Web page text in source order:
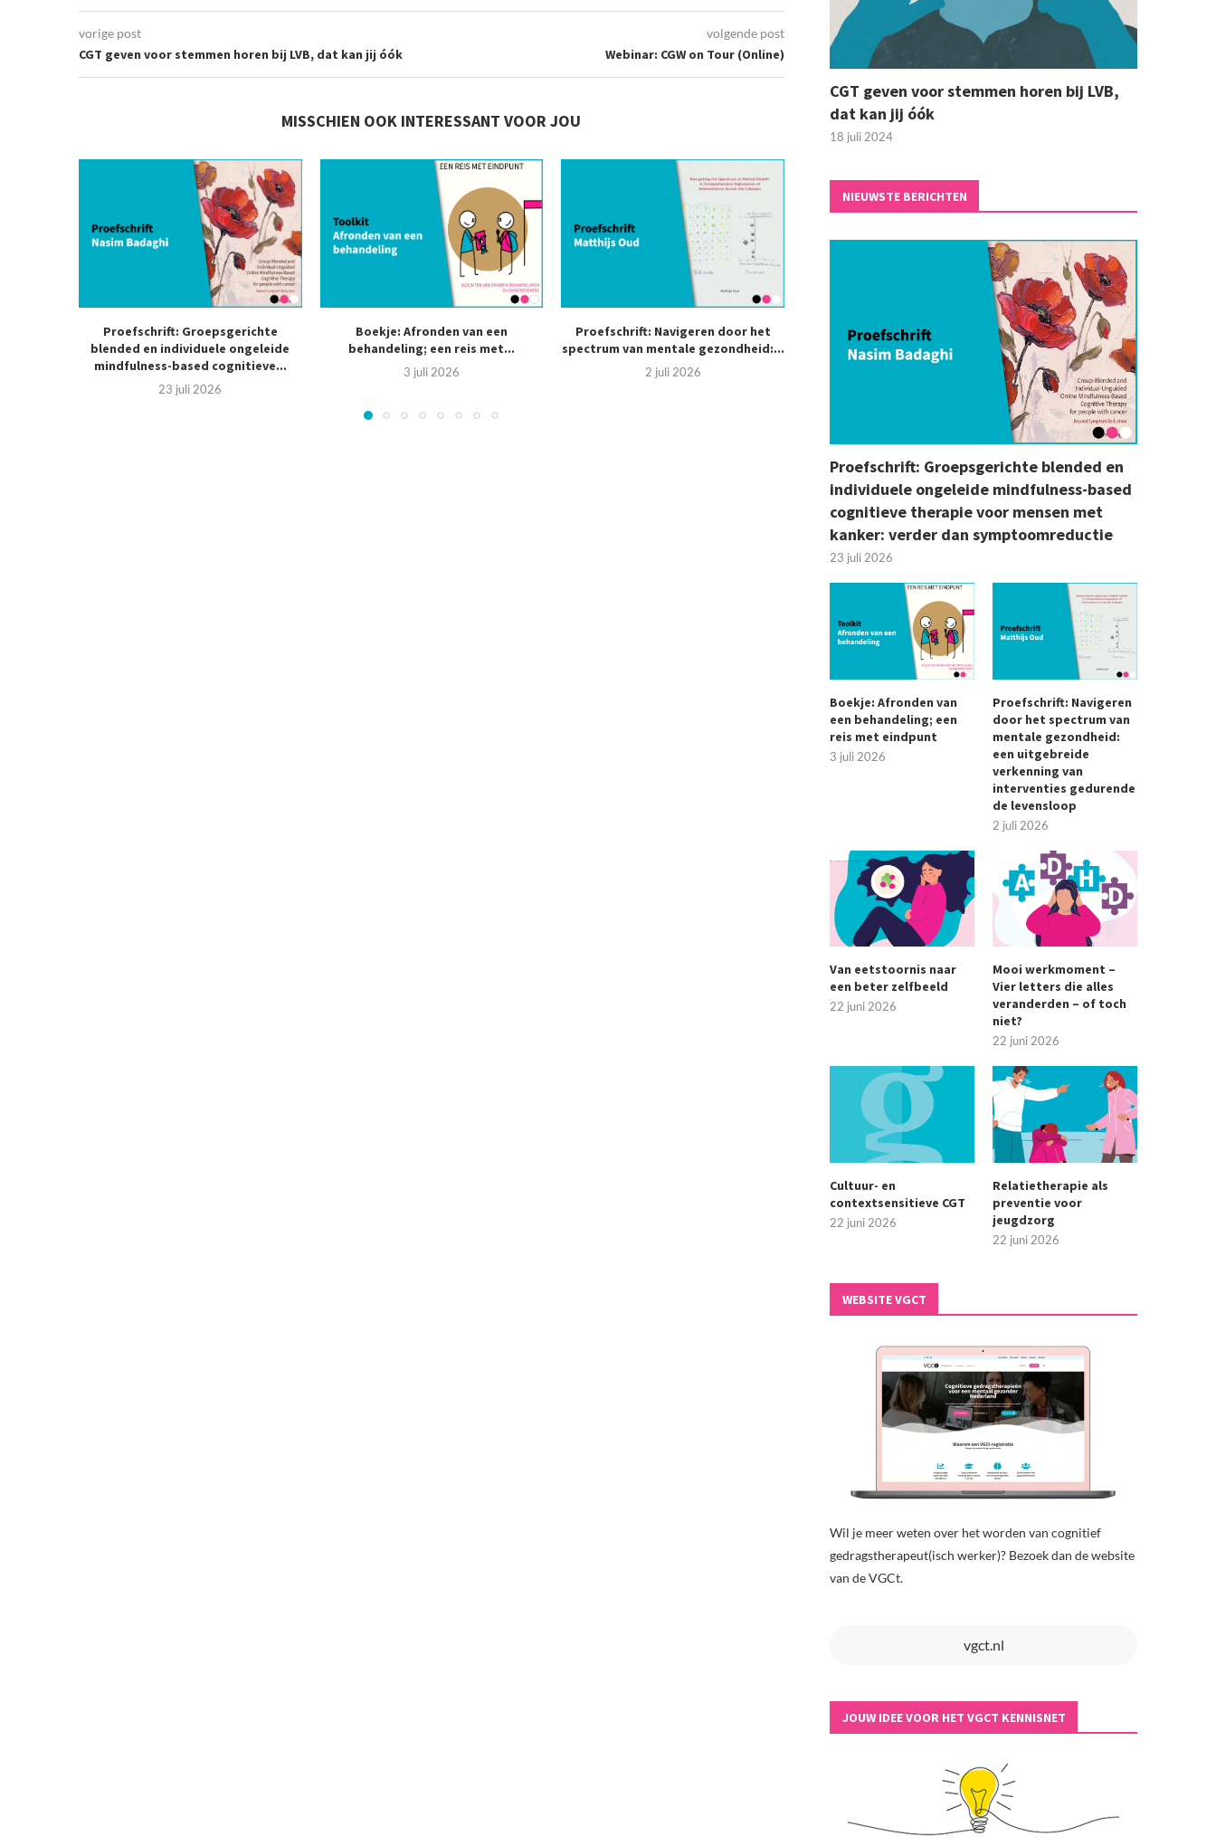
vorige post
CGT geven voor stemmen horen bij LVB, dat kan jij óók
volgende post
Webinar: CGW on Tour (Online)
MISSCHIEN OOK INTERESSANT VOOR JOU
Proefschrift: Groepsgerichte
blended en individuele ongeleide
mindfulness-based cognitieve...
23 juli 2026
Boekje: Afronden van een
behandeling; een reis met...
3 juli 2026
Proefschrift: Navigeren door het
spectrum van mentale gezondheid:...
2 juli 2026
Vraag en antwoord over… seksueel
misbruik
Bruggenbouwers: “Hoe
niemand weet alles
22 juni 2026
CGT geven voor stemmen horen bij LVB,
dat kan jij óók
18 juli 2024
NIEUWSTE BERICHTEN
Proefschrift: Groepsgerichte blended en
individuele ongeleide mindfulness-based
cognitieve therapie voor mensen met
kanker: verder dan symptoomreductie
23 juli 2026
Boekje: Afronden van
een behandeling; een
reis met eindpunt
3 juli 2026
Proefschrift: Navigeren
door het spectrum van
mentale gezondheid:
een uitgebreide
verkenning van
interventies gedurende
de levensloop
2 juli 2026
Van eetstoornis naar
een beter zelfbeeld
22 juni 2026
Mooi werkmoment –
Vier letters die alles
veranderden – of toch
niet?
22 juni 2026
Cultuur- en
contextsensitieve CGT
22 juni 2026
Relatietherapie als
preventie voor
jeugdzorg
22 juni 2026
WEBSITE VGCT
Wil je meer weten over het worden van cognitief
gedragstherapeut(isch werker)? Bezoek dan de website
van de VGCt.
vgct.nl
JOUW IDEE VOOR HET VGCT KENNISNET